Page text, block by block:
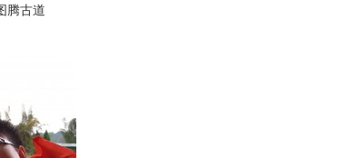
腾古道